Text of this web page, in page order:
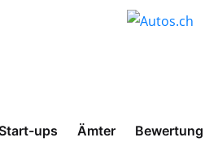
Start-ups Ämter Bewertung